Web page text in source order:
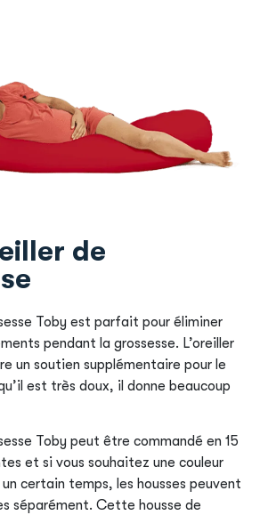
de
Toby est parfait pour éliminer
pendant la grossesse. L’oreiller
un soutien supplémentaire pour le
est très doux, il donne beaucoup
Toby peut être commandé en 15
et si vous souhaitez une couleur
certain temps, les housses peuvent
séparément. Cette housse de